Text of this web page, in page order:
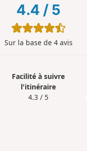
4.4 / 5
Sur la base de 4 avis
Facilité à suivre
l'itinéraire
4.3 / 5